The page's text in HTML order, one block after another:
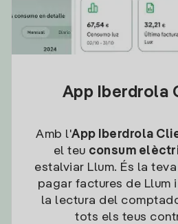
App Iberdrola
Amb l'App Iberdrola
el teu consum
estalviar Llum. És la
pagar factures de Llum
la lectura del
tots els teus